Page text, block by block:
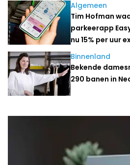
Algemeen
Tim Hofman
parkeerapp
nu 15% per uur
Binnenland
Bekende
290 banen in
Laatste nieuws